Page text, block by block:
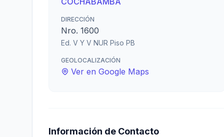
DIRECCIÓN
Nro. 1600
Ed. V Y V NUR Piso PB
GEOLOCALIZACIÓN
Ver en Google Maps
Información de Contacto